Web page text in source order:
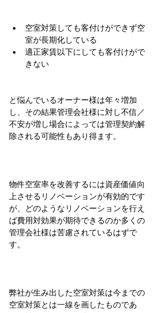
空室対策しても客付けができず空
室が長期化している
適正家賃以下にしても客付けがで
きない
と悩んでいるオーナー様は年々増加
し、その結果管理会社様に対し不信／
不安が増し場合によっては管理契約解
除される可能性もあり得ます。
物件空室率を改善するには資産価値向
上させるリノベーションが有効的です
が、どのようなリノベーションを行え
ば費用対効果が期待できるのか多くの
管理会社様は苦慮されているはずで
す。
弊社が生み出した空室対策は今までの
空室対策とは一線を画したものであ